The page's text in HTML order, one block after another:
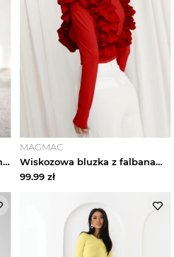
Wiskozowa bluzka z szerokimi rękawami REINE - biała magmac
MAGMAC
Wiskozowa bluzka z falbanami ORNELLA - czerwona magmac
99.99 zł